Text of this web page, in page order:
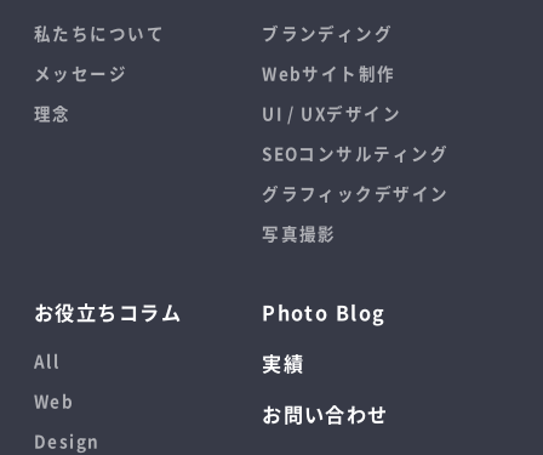
私たちについて
メッセージ
理念
ブランディング
Webサイト制作
UI / UXデザイン
SEOコンサルティング
グラフィックデザイン
写真撮影
お役立ちコラム
All
Web
Design
Photo Blog
実績
お問い合わせ